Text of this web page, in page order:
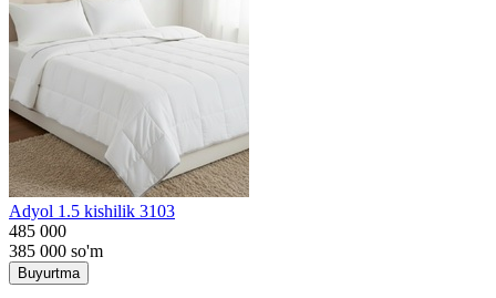
Adyol 1.5 kishilik 3103
485 000
385 000 so'm
Buyurtma